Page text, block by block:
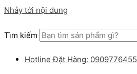
Nhảy tới nội dung
Tìm kiếm
Hotline Đặt Hàng: 0909776455